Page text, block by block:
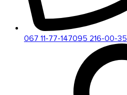
067 11-77-147095 216-00-35